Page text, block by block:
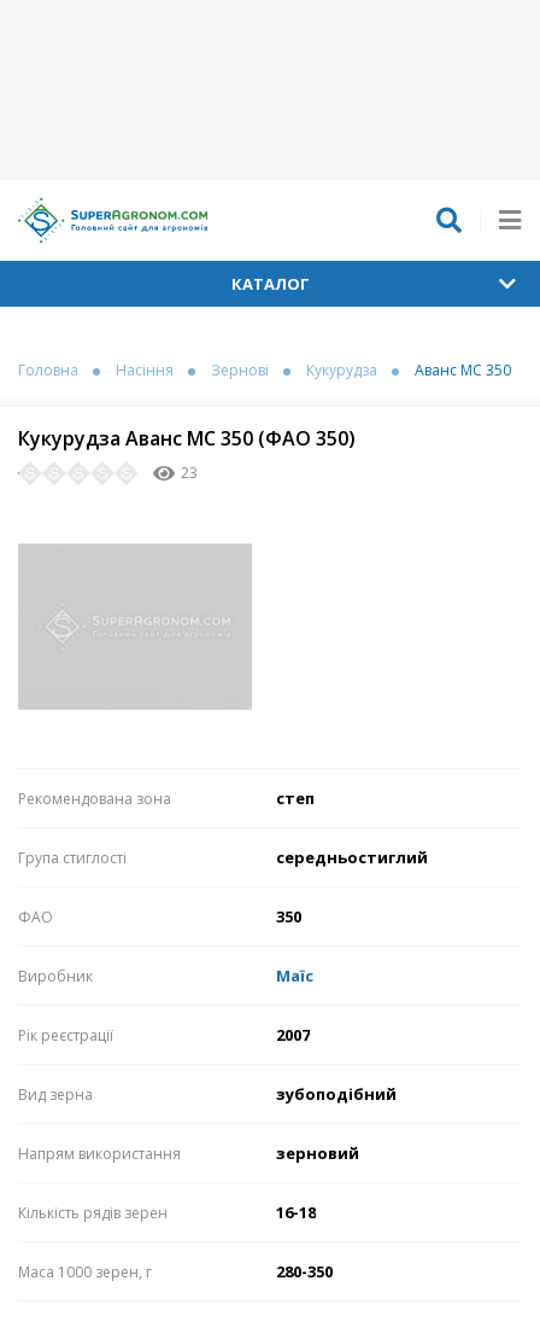
КАТАЛОГ
Головна Насіння Зернові Кукурудза Аванс МС 350
Кукурудза Аванс МС 350 (ФАО 350)
23
Рекомендована зона степ
Група стиглості середньостиглий
ФАО 350
Виробник Маїс
Рік реєстрації 2007
Вид зерна зубоподібний
Напрям використання зерновий
Кількість рядів зерен 16-18
Маса 1000 зерен, г 280-350